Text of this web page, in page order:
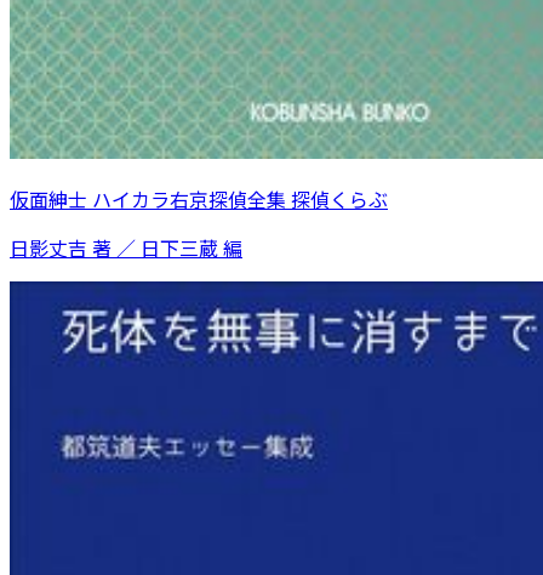
仮面紳士 ハイカラ右京探偵全集 探偵くらぶ
日影丈吉 著 ／ 日下三蔵 編